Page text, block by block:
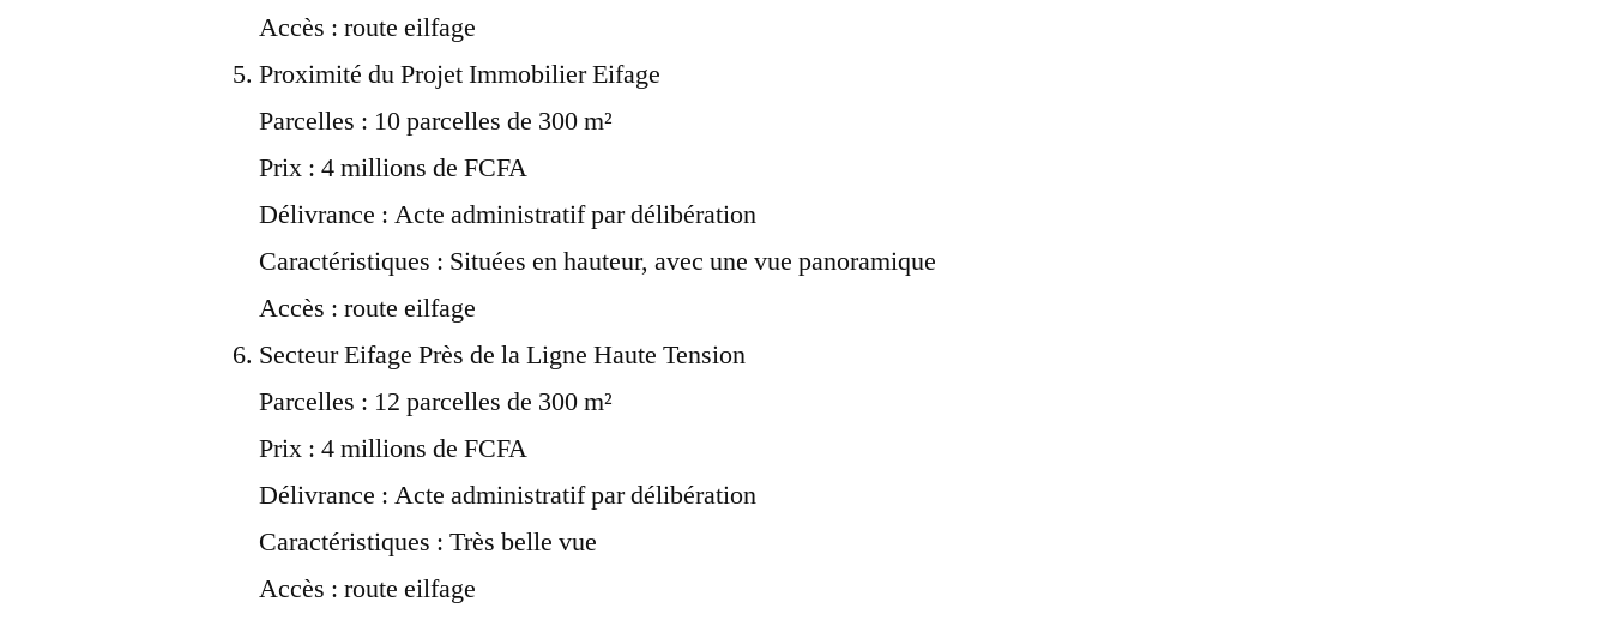
Accès : route eilfage
Proximité du Projet Immobilier Eifage
Parcelles : 10 parcelles de 300 m²
Prix : 4 millions de FCFA
Délivrance : Acte administratif par délibération
Caractéristiques : Situées en hauteur, avec une vue panoramique
Accès : route eilfage
Secteur Eifage Près de la Ligne Haute Tension
Parcelles : 12 parcelles de 300 m²
Prix : 4 millions de FCFA
Délivrance : Acte administratif par délibération
Caractéristiques : Très belle vue
Accès : route eilfage